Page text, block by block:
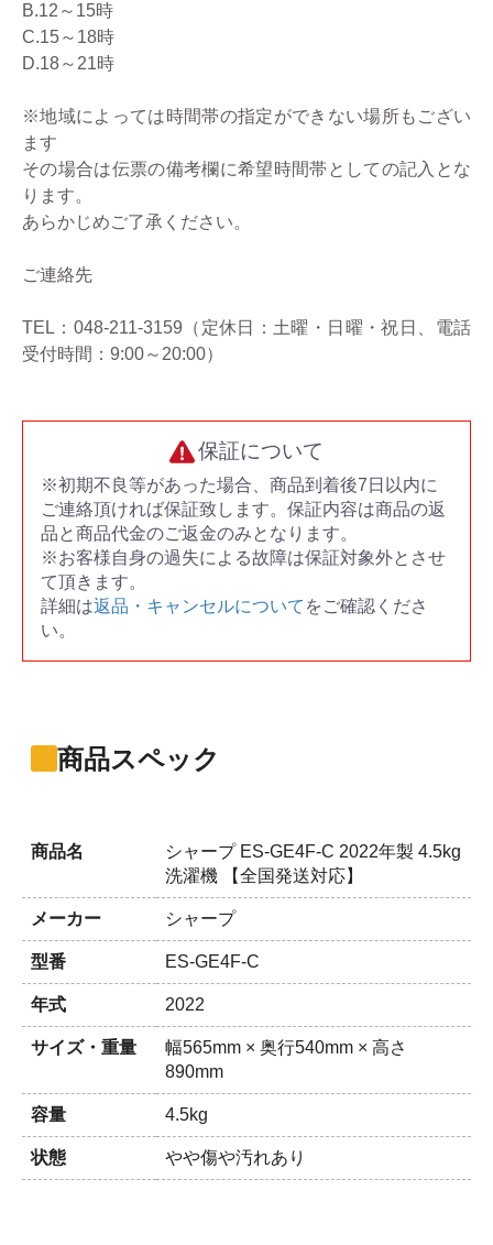
B.12～15時
C.15～18時
D.18～21時
※地域によっては時間帯の指定ができない場所もござい
ます
その場合は伝票の備考欄に希望時間帯としての記入とな
ります。
あらかじめご了承ください。
ご連絡先
TEL：048-211-3159（定休日：土曜・日曜・祝日、電話
受付時間：9:00～20:00）
保証について
※初期不良等があった場合、商品到着後7日以内に
ご連絡頂ければ保証致します。保証内容は商品の返
品と商品代金のご返金のみとなります。
※お客様自身の過失による故障は保証対象外とさせ
て頂きます。
詳細は返品・キャンセルについて をご確認くださ
い。
商品スペック
商品名
シャープ ES-GE4F-C 2022年製 4.5kg
洗濯機 【全国発送対応】
メーカー シャープ
型番 ES-GE4F-C
年式 2022
サイズ・重量
幅565mm × 奥行540mm × 高さ
890mm
容量 4.5kg
状態 やや傷や汚れあり